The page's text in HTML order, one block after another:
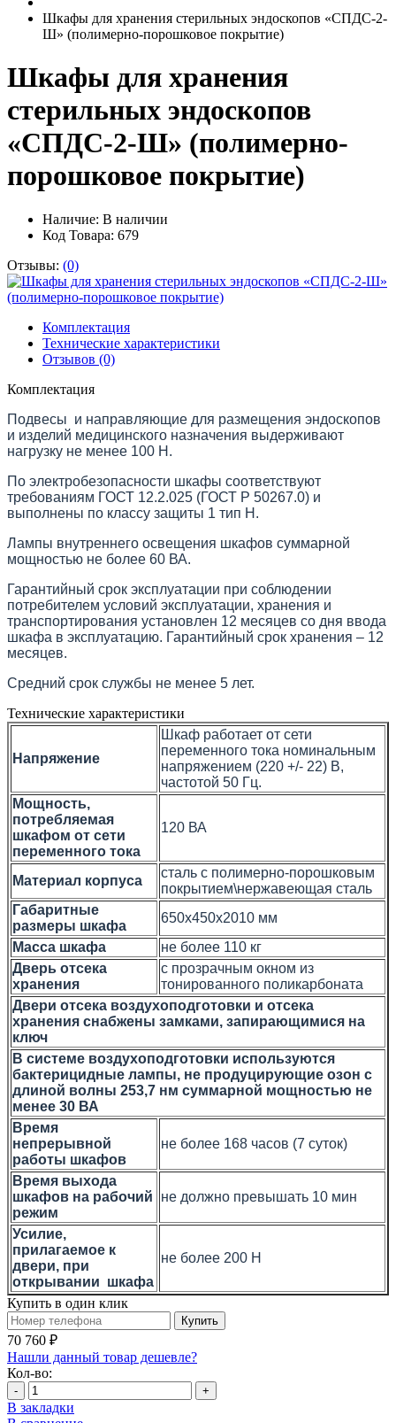
Шкафы для хранения стерильных эндоскопов «СПДС-2-
Ш» (полимерно-порошковое покрытие)
Шкафы для хранения
стерильных эндоскопов
«СПДС-2-Ш» (полимерно-
порошковое покрытие)
Наличие: В наличии
Код Товара: 679
Отзывы: (0)
Комплектация
Технические характеристики
Отзывов (0)
Комплектация
Подвесы и направляющие для размещения эндоскопов
и изделий медицинского назначения выдерживают
нагрузку не менее 100 Н.
По электробезопасности шкафы соответствуют
требованиям ГОСТ 12.2.025 (ГОСТ Р 50267.0) и
выполнены по классу защиты 1 тип Н.
Лампы внутреннего освещения шкафов суммарной
мощностью не более 60 ВА.
Гарантийный срок эксплуатации при соблюдении
потребителем условий эксплуатации, хранения и
транспортирования установлен 12 месяцев со дня ввода
шкафа в эксплуатацию. Гарантийный срок хранения – 12
месяцев.
Средний срок службы не менее 5 лет.
Технические характеристики
Напряжение
Шкаф работает от сети
переменного тока номинальным
напряжением (220 +/- 22) В,
частотой 50 Гц.
Мощность,
потребляемая
шкафом от сети
переменного тока
120 ВА
Материал корпуса
сталь с полимерно-порошковым
покрытием\нержавеющая сталь
Габаритные
размеры шкафа
650х450х2010 мм
Масса шкафа
не более 110 кг
Дверь отсека
хранения
с прозрачным окном из
тонированного поликарбоната
Двери отсека воздухоподготовки и отсека
хранения снабжены замками, запирающимися на
ключ
В системе воздухоподготовки используются
бактерицидные лампы, не продуцирующие озон с
длиной волны 253,7 нм суммарной мощностью не
менее 30 ВА
Время
непрерывной
работы шкафов
не более 168 часов (7 суток)
Время выхода
шкафов на рабочий
режим
не должно превышать 10 мин
Усилие,
прилагаемое к
двери, при
открывании шкафа
не более 200 Н
Купить в один клик
Купить
70 760 ₽
Нашли данный товар дешевле?
Кол-во:
- +
В закладки